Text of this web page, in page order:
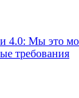
4.0: Мы это
требования